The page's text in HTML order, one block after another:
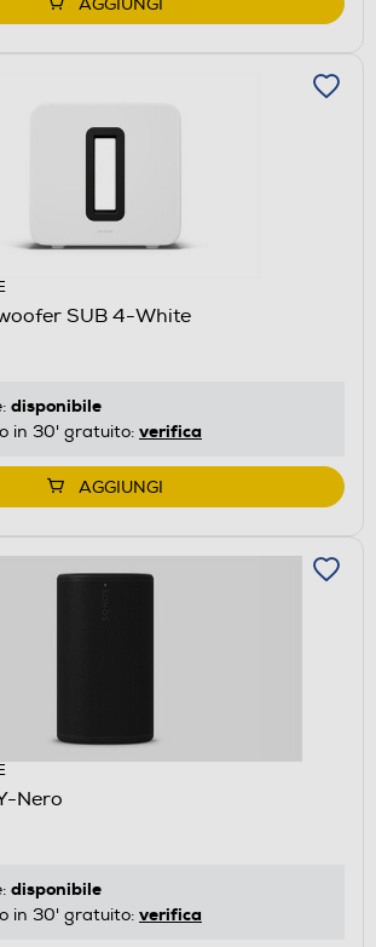
SUB 4-White
disponibile
in 30' gratuito: verifica
AGGIUNGI
Nero
disponibile
in 30' gratuito: verifica